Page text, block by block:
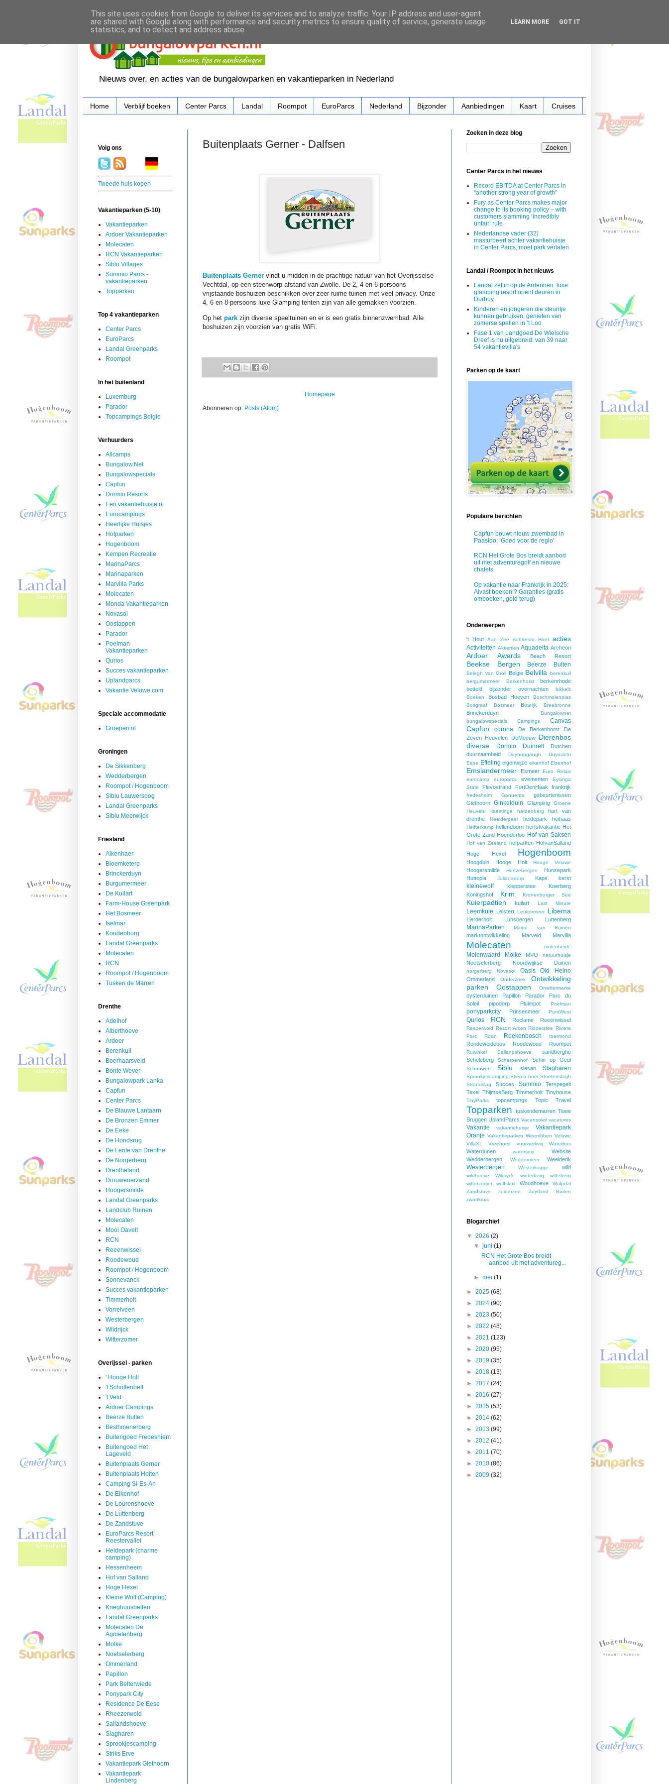
Nieuws over, en acties van de bungalowparken en vakantieparken in Nederland
Home Verblijf boeken Center Parcs Landal Roompot EuroParcs Nederland Bijzonder Aanbiedingen Kaart Cruises
Buitenplaats Gerner - Dalfsen
Buitenplaats Gerner vindt u midden in de prachtige natuur van het Overijsselse
Vechtdal, op een steenworp afstand van Zwolle. De 2, 4 en 6 persoons
vrijstaande boshuizen beschikken over zeer ruime tuinen met veel privacy. Onze
4, 6 en 8-persoons luxe Glamping tenten zijn van alle gemakken voorzien.
Op het park zijn diverse speeltuinen en er is een gratis binnenzwembad. Alle
boshuizen zijn voorzien van gratis WiFi.
Homepage
Abonneren op: Posts (Atom)
Volg ons
Tweede huis kopen
Vakantieparken (5-10)
Vakantieparken
Ardoer Vakantieparken
Molecaten
RCN Vakantieparken
Siblu Villages
Summio Parcs -
vakantieparken
Topparken
Top 4 vakantieparken
Center Parcs
EuroParcs
Landal Greenparks
Roompot
In het buitenland
Luxemburg
Parador
Topcampings Belgie
Verhuurders
Allcamps
Bungalow.Net
Bungalowspecials
Capfun
Dormio Resorts
Een vakantiehuisje.nl
Eurocampings
Heerlijke Huisjes
Hofparken
Hogenboom
Kempen Recreatie
MarinaParcs
Marinaparken
Marvilla Parks
Molecaten
Monda Vakantieparken
Novasol
Oostappen
Parador
Poelman
Vakantieparken
Qurios
Succes vakantieparken
Uplandparcs
Vakantie Veluwe.com
Speciale accommodatie
Groepen.nl
Groningen
De Sikkenberg
Wedderbergen
Roompot / Hogenboom
Siblu Lauwersoog
Landal Greenparks
Siblu Meerwijck
Friesland
Alkenhaer
Bloemketerp
Brinckerduyn
Burgumermeer
De Kuilart
Farm-House Greenpark
Het Bosmeer
Iselmar
Koudenburg
Landal Greenparks
Molecaten
RCN
Roompot / Hogenboom
Tusken de Marren
Drenthe
Adelhof
Alberthoeve
Ardoer
Berenkuil
Boerhaarsveld
Bonte Wever
Bungalowpark Lanka
Capfun
Center Parcs
De Blauwe Lantaarn
De Bronzen Emmer
De Eeke
De Hondsrug
De Lente van Drenthe
De Norgerberg
Drentheland
Drouwenerzand
Hoogersmilde
Landal Greenparks
Landclub Ruinen
Molecaten
Mooi Oavelt
RCN
Reeenwissel
Roodewoud
Roompot / Hogenboom
Sonnevanck
Succes vakantieparken
Timmerholt
Vorrelveen
Westerbergen
Wildrijck
Witterzomer
Overijssel - parken
' Hooge Holt
't Schuttenbelt
't Veld
Ardoer Campings
Beerze Bulten
Besthmenerberg
Buitengoed Fredeshiem
Buitengoed Het
Lageveld
Buitenplaats Gerner
Buitenplaats Holten
Camping Si-Es-An
De Eikenhof
De Lourenshoeve
De Luttenberg
De Zandstuve
EuroParcs Resort
Reestervallei
Heidepark (charme
camping)
Hessenheem
Hof van Salland
Hoge Hexel
Kleine Wolf (Camping)
Krieghuusbelten
Landal Greenparks
Molecaten De
Agnietenberg
Molke
Noetselerberg
Ommerland
Papillon
Park Belterwiede
Ponypark City
Residence De Eese
Rheezerwold
Sallandshoeve
Slagharen
Sprookjescamping
Striks Erve
Vakantiepark Giethoorn
Vakantiepark
Lindenberg
Zoeken in deze blog
Center Parcs in het nieuws
Record EBITDA at Center Parcs in
“another strong year of growth”
Fury as Center Parcs makes major
change to its booking policy – with
customers slamming ‘incredibly
unfair’ rule
Nederlandse vader (32)
masturbeert achter vakantiehuisje
in Center Parcs, moet park verlaten
Landal / Roompot in het nieuws
Landal zet in op de Ardennen: luxe
glamping resort opent deuren in
Durbuy
Kinderen en jongeren die steuntje
kunnen gebruiken, genieten van
zomerse spellen in ’t Loo
Fase 1 van Landgoed De Wielsche
Dreef is nu uitgebreid: van 39 naar
54 vakantievilla's
Parken op de kaart
Populaire berichten
Capfun bouwt nieuw zwembad in
Paasloo: ‘Goed voor de regio’
RCN Het Grote Bos breidt aanbod
uit met adventuregolf en nieuwe
chalets
Op vakantie naar Frankrijk in 2025:
Alvast boeken!? Garanties (gratis
omboeken, geld terug)
Onderwerpen
't Hout Aan Zee Achterste Hoef acties
Activiteiten Akkertien Aquadelta Archeon
Ardoer Awards Beach Resort
Beekse Bergen Beerze Bulten
Belegh van Groll Belgie Belvilla
berenkuil
bergumermeer
Berkenhorst
berkenrhode
betteld
bijzonder overnachten
bikkels
Boeken
Bosbad Hoeven
Boschmolenplas
Bosgraaf
Bosmeer Bosrijk Breebronne
Brinckerduyn
Bungalownet
bungalowspecials
Campings Canvas
Capfun corona De Berkenhorst
De
Zeven Heuvelen
DeMeeuw
Dierenbos
diverse
Dormio Duinrell
Dutchen
duurzaamheid
Duynopgangh
Duynzicht
Eese Efteling eigenwijze eikenhof Elzenhof
Emslandermeer Esmeer
Euro Relais
eurocamp
europarcs evementen
Eysinga
State
Flevostrand FortDenHaak frankrijk
fredesheim Ganuenta
gebeurtenissen
Giethoorn
Ginkelduin Glamping
Groene
Heuvels
Haestinge hardenberg
hart van
drenthe
Heelderpeel heidepark heihaas
Helfterkamp hellendoorn herfstvakantie Het
Grote Zand Hoenderloo Hof van Saksen
Hof van Zeeland hofparken HofvanSalland
Hoge Hexel
Hogenboom
Hoogduin Hooge Holt Hooge Veluwe
Hoogersmilde Hunzebergen
Hunzepark
Huttopia
Julianadorp Kaps kerst
kleinewolf klepperstee
Koerberg
Koningshof
Krim Kronenburger See
Kuierpadtien kuilart Last Minute
Leemkule Leistert Leukermeer Libema
Lierderholt Lunsbergen Luttenberg
MarinaParken Marke van Ruinen
marktontwikkeling Marveld Marvilla
Molecaten molenheide
Molenwaard Molke MVO natuurhuisje
Noetselerberg Noordwijkse Duinen
norgerberg Novasol Oasis Old Heino
Ommerland Onderzoek
Ontwikkeling
parken
Oostappen Orveltermarke
oysterduinen Papillon Parador
Parc du
Soleil
pipodorp Pluimpot Poelman
ponyparkcity Prinsenmeer PuntWest
Qurios RCN Reclame Reeënwissel
Reezerwold Resort Arcen Ridderstee Riviera
Parc
Roan Roekenbosch roermond
Rondeweidebos Roodewoud Roompot
Ruwinkel Sallandshoeve
sandberghe
Scheleberg
Scherpenhof Schin op Geul
Schouwen Siblu siesan Slagharen
Sprookjescamping Stien’n boer Stoetenslagh
Strandslag
Succes Summio
Terspegelt
Texel ThijmseBerg Timmerholt Tinyhouse
TinyParks topcampings Topic Travel
Topparken tuskendemarren Twee
Bruggen UplandParcs Vacansoleil vacatures
Vakantie vakantiehuisje
Vakantiepark
Oranje Vakantieparken Weerribben Veluwe
VillaXL
Vreehorst vuurwerkvrij Waterbos
Waterdunen watersnip
Website
Wedderbergen
Weddermeer Weelderik
Westerbergen Westerkogge wiid
wildhoeve Wildryck winterberg
witteberg
witterzomer
wolfskuil Woudhoeve
Wulpdal
Zandstuve
zuiderzee
Zuytland Buiten
zwartkruis
Blogarchief
▼ 2026 (2)
▼juni(1)
RCN Het Grote Bos breidt
aanbod uit met adventureg...
►mei(1)
► 2025 (68)
► 2024 (90)
► 2023 (50)
► 2022 (48)
► 2021 (123)
► 2020 (95)
► 2019 (35)
► 2018 (13)
► 2017 (24)
► 2016 (27)
► 2015 (53)
► 2014 (62)
► 2013 (99)
► 2012 (41)
► 2011 (70)
► 2010 (86)
► 2009 (32)
This site uses cookies from Google to deliver its services and to analyze traffic. Your IP address and user-agent
are shared with Google along with performance and security metrics to ensure quality of service, generate usage
statistics, and to detect and address abuse.
LEARN MORE GOT IT